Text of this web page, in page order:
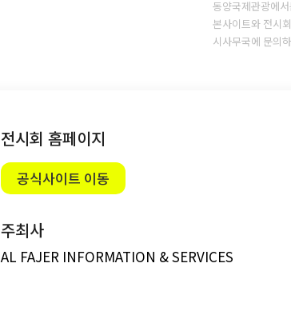
동양국제관광에
본사이트와 전시
시사무국에 문의
전시회 홈페이지
공식사이트 이동
주최사
AL FAJER INFORMATION & SERVICES